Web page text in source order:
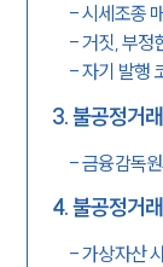
-시세조종
-거짓, 부정
-자기 발행
3.불공정거
-금융감독
4.불공정거
-가상자산